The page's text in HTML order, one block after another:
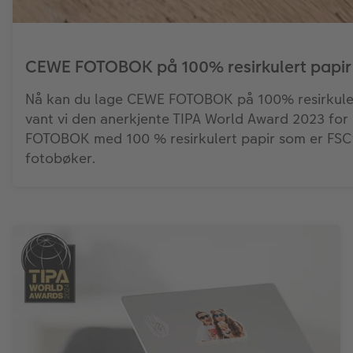
CEWE FOTOBOK på 100% resirkulert papir
Nå kan du lage CEWE FOTOBOK på 100%
vant vi den anerkjente TIPA World Award 2023
FOTOBOK med 100 % resirkulert papir som er
fotobøker.